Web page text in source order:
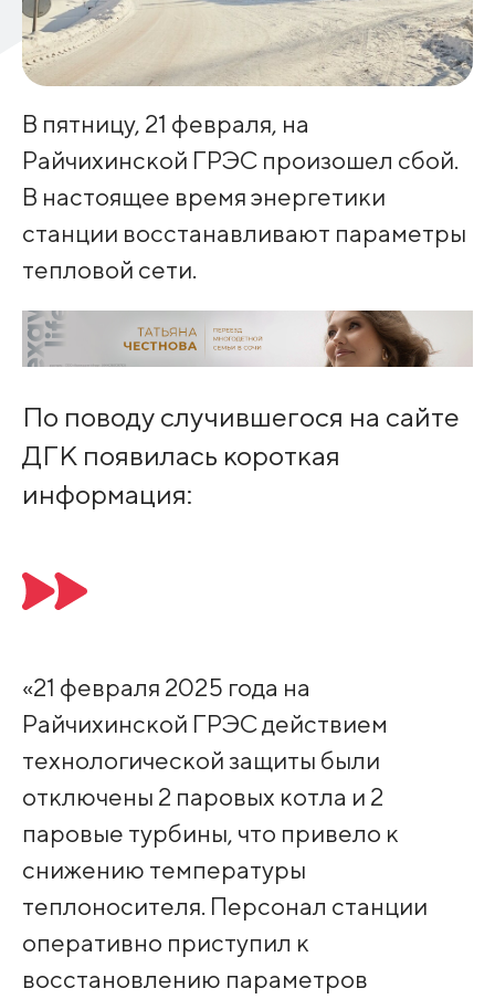
В пятницу, 21 февраля, на
Райчихинской ГРЭС произошел сбой.
В настоящее время энергетики
станции восстанавливают параметры
тепловой сети.
По поводу случившегося на сайте
ДГК появилась короткая
информация:
«21 февраля 2025 года на
Райчихинской ГРЭС действием
технологической защиты были
отключены 2 паровых котла и 2
паровые турбины, что привело к
снижению температуры
теплоносителя. Персонал станции
оперативно приступил к
восстановлению параметров